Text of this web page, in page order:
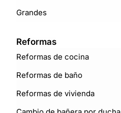
Grandes
Reformas
Reformas de cocina
Reformas de baño
Reformas de vivienda